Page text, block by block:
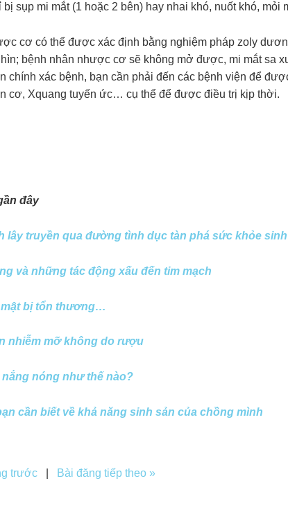
bị sụp mi mắt (1 hoặc 2 bên) hay nhai khó, nuốt khó, mỏi
cơ có thể được xác định bằng nghiệm pháp zoly
bệnh nhân nhược cơ sẽ không mở được, mi mắt sa
chính xác bệnh, bạn cần phải đến các bệnh viện để
cơ, Xquang tuyến ức… cụ thể để được điều trị kịp thời.
đây
lây truyền qua đường tình dục tàn phá sức khỏe
và những tác động xấu đến tim mạch
bị tổn thương…
nhiễm mỡ không do rượu
nóng như thế nào?
cần biết về khả năng sinh sản của chồng mình
trước Bài đăng tiếp theo »